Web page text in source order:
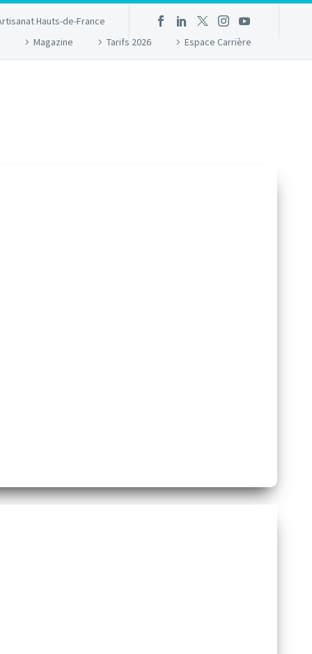
Hauts-de-France
Magazine
Tarifs 2026 Espace Carrière